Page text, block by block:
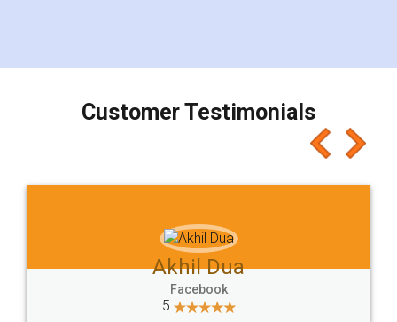
Customer Testimonials
Akhil Dua
Facebook
5